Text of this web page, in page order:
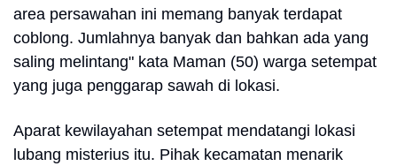
area persawahan ini memang banyak terdapat
coblong. Jumlahnya banyak dan bahkan ada yang
saling melintang" kata Maman (50) warga setempat
yang juga penggarap sawah di lokasi.
Aparat kewilayahan setempat mendatangi lokasi
lubang misterius itu. Pihak kecamatan menarik